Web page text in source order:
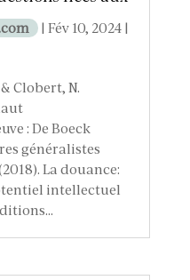
| Fév 10, 2024|
Clobert, N.
: De Boeck
généralistes
La douance:
intellectuel